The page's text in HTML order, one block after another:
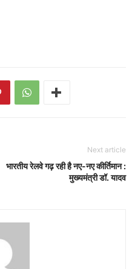
Next article
भारतीय रेलवे गढ़ रही है नए-नए कीर्तिमान :
मुख्यमंत्री डॉ. यादव